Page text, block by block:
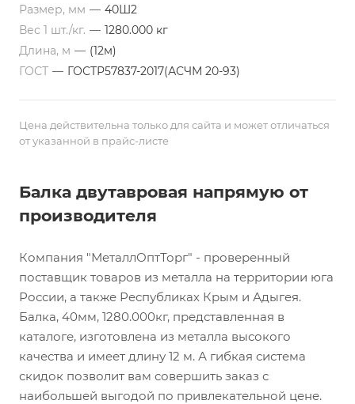
Размер, мм — 40Ш2
Вес 1 шт./кг. — 1280.000 кг
Длина, м — (12м)
ГОСТ — ГОСТР57837-2017(АСЧМ 20-93)
Цена действительна только для сайта и может отличаться
от указанной в прайс-листе
Балка двутавровая напрямую от
производителя
Компания "МеталлОптТорг" - проверенный
поставщик товаров из металла на территории юга
России, а также Республиках Крым и Адыгея.
Балка, 40мм, 1280.000кг, представленная в
каталоге, изготовлена из металла высокого
качества и имеет длину 12 м. А гибкая система
скидок позволит вам совершить заказ с
наибольшей выгодой по привлекательной цене.